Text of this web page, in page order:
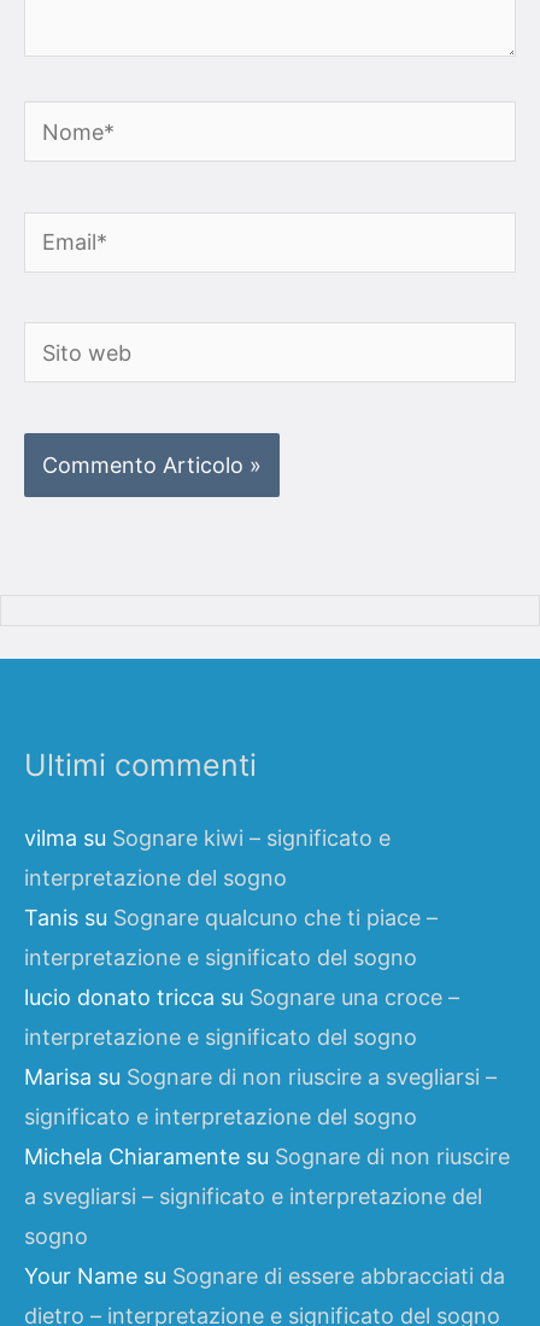
Nome*
Email*
Sito
web
Ultimi commenti
vilma su Sognare kiwi – significato e
interpretazione del sogno
Tanis su Sognare qualcuno che ti piace –
interpretazione e significato del sogno
lucio donato tricca su Sognare una croce –
interpretazione e significato del sogno
Marisa su Sognare di non riuscire a svegliarsi –
significato e interpretazione del sogno
Michela Chiaramente su Sognare di non riuscire
a svegliarsi – significato e interpretazione del
sogno
Your Name su Sognare di essere abbracciati da
dietro – interpretazione e significato del sogno